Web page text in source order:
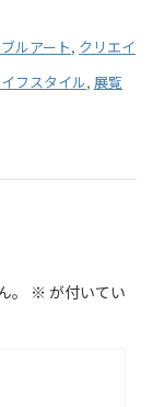
ルアート, クリエイ
フスタイル, 展覧
※ が付いてい